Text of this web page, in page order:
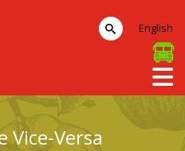
Vice-Versa
English